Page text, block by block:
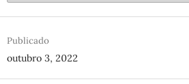
Publicado
outubro 3, 2022